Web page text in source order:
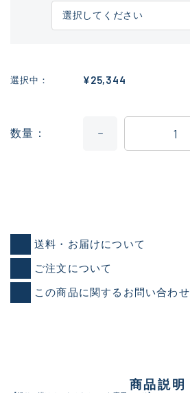
選択中 ¥25,344
数量
送料・お届けについて
ご注文について
この商品に関するお問い合わせ
商品説明